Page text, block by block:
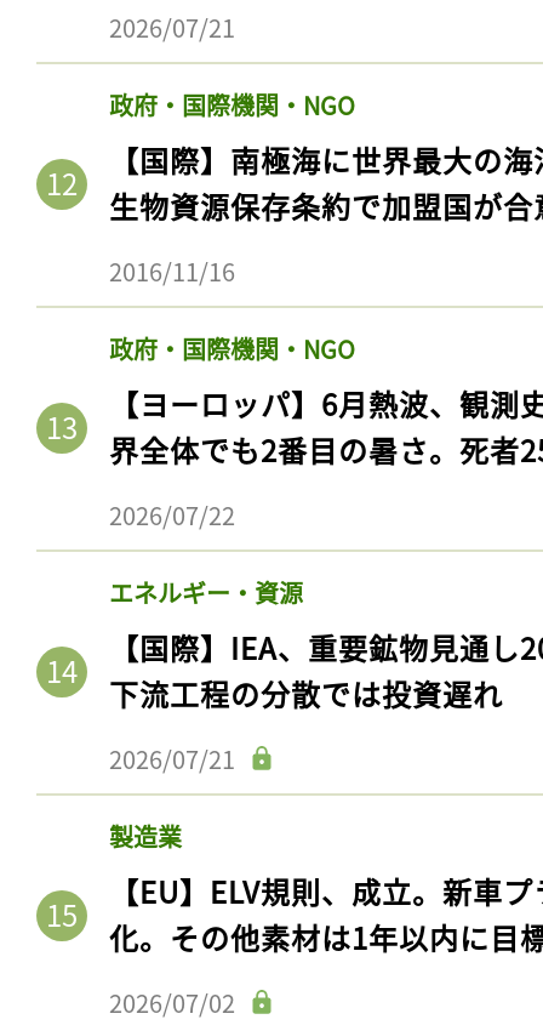
2026/07/21
政府・国際機関・NGO
【国際】南極海に世界最大の
生物資源保存条約で加盟国が合
2016/11/16
政府・国際機関・NGO
【ヨーロッパ】6月熱波、観
界全体でも2番目の暑さ。死者
2026/07/22
エネルギー・資源
【国際】IEA、重要鉱物見通
下流工程の分散では投資遅れ
2026/07/21
製造業
【EU】ELV規則、成立。新車
化。その他素材は1年以内に目
2026/07/02
会員登録